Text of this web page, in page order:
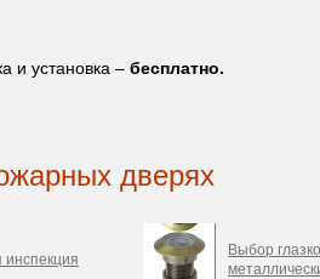
и установка – бесплатно.
дверях
Выбор